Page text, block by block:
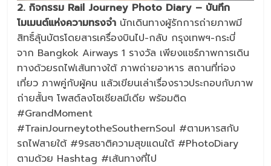
2. กิจกรรม Rail Journey Photo Diary – บันทึก
โมเมนต์แห่งความทรงจำ นักเดินทางผู้รักการถ่ายภาพมี
สิทธิ์ลุ้นบัตรโดยสารเครื่องบินไป-กลับ กรุงเทพฯ-กระบี่
จาก Bangkok Airways 1 รางวัล เพียงแชร์ภาพการเดิน
ทางด้วยรถไฟเส้นทางใต้ ภาพถ่ายอาหาร สถานที่ท่อง
เที่ยว ภาพคู่กับผู้คน แล้วเขียนเล่าเรื่องราวประกอบกับภาพ
ถ่ายสั้นๆ โพสต์ลงโซเชียลมีเดีย พร้อมติด
#GrandMoment
#TrainJourneytotheSouthernSoul #ตามหารสกับ
รถไฟสายใต้ #9รสชาติความสุขแดนใต้ #PhotoDiary
ตามด้วย Hashtag #เส้นทางที่ไป